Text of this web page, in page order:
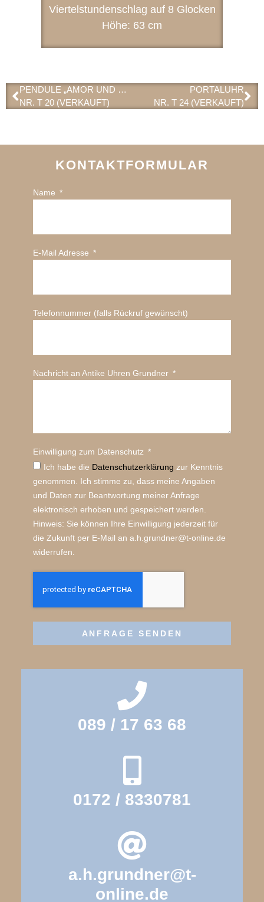
Viertelstundenschlag auf 8 Glocken
Höhe: 63 cm
PENDULE „AMOR UND PSYCHE“
NR. T 20 (VERKAUFT)
PORTALUHR
NR. T 24 (VERKAUFT)
KONTAKTFORMULAR
Name
E-Mail Adresse
Telefonnummer (falls Rückruf gewünscht)
Nachricht an Antike Uhren Grundner
Einwilligung zum Datenschutz
Ich habe die Datenschutz­erklärung zur Kenntnis
genommen. Ich stimme zu, dass meine Angaben
und Daten zur Beantwortung meiner Anfrage
elektronisch erhoben und gespeichert werden.
Hinweis: Sie können Ihre Einwilligung jederzeit für
die Zukunft per E-Mail an a.h.grundner@t-online.de
widerrufen.
ANFRAGE SENDEN
089 / 17 63 68
0172 / 8330781
a.h.grundner@t-
online.de